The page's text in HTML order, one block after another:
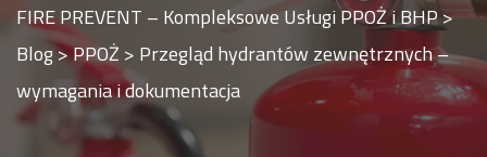
FIRE PREVENT – Kompleksowe Usługi PPOŻ i BHP>
Blog>PPOŻ > Przegląd hydrantów zewnętrznych –
wymagania i dokumentacja